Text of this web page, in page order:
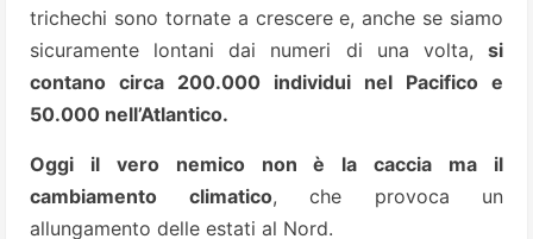
trichechi sono tornate a crescere e, anche se siamo
sicuramente lontani dai numeri di una volta, si
contano circa 200.000 individui nel Pacifico e
50.000 nell’Atlantico.
Oggi il vero nemico non è la caccia ma il
cambiamento climatico, che provoca un
allungamento delle estati al Nord.